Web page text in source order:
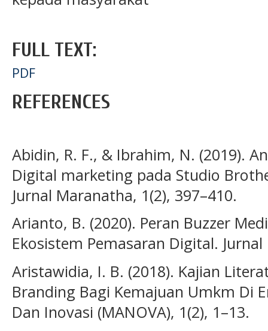
FULL TEXT:
PDF
REFERENCES
Abidin, R. F., & Ibrahim, N. (2019).
Digital marketing pada Studio
Jurnal Maranatha, 1(2), 397–410.
Arianto, B. (2020). Peran Buzzer
Ekosistem Pemasaran Digital.
Aristawidia, I. B. (2018). Kajian
Branding Bagi Kemajuan Umkm Di
Dan Inovasi (MANOVA), 1(2), 1–13.